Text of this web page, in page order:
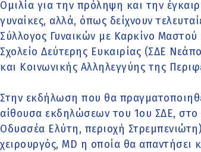
Ομιλία για την πρόληψη και την
γυναίκες, αλλά, όπως δείχνουν
Σύλλογος Γυναικών με Καρκίνο
Σχολείο Δεύτερης Ευκαιρίας (ΣΔΕ
και Κοινωνικής Αλληλεγγύης της
Στην εκδήλωση που θα
αίθουσα εκδηλώσεων του 1ου ΣΔΕ,
Οδυσσέα Ελύτη, περιοχή
χειρουργός, MD η οποία θα απαντήσει